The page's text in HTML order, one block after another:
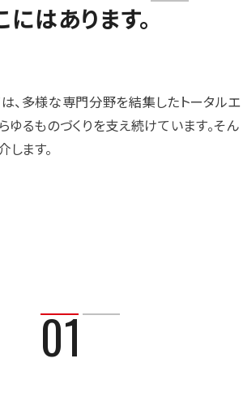
にはあります。
、多様な専門分野を結集したトータルエ
ゆるものづくりを支え続けています。そん
ます。
01